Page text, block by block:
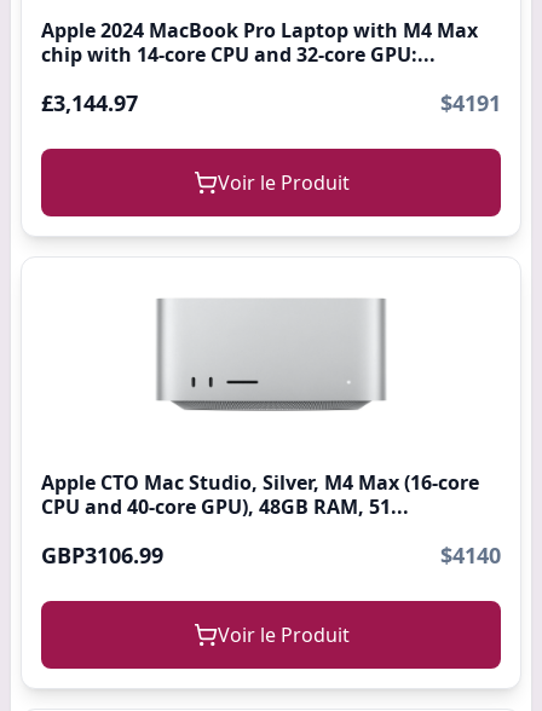
Apple 2024 MacBook Pro Laptop with M4 Max
chip with 14-core CPU and 32-core GPU:...
£3,144.97 $4191
Voir le Produit
Apple CTO Mac Studio, Silver, M4 Max (16-core
CPU and 40-core GPU), 48GB RAM, 51...
GBP3106.99 $4140
Voir le Produit